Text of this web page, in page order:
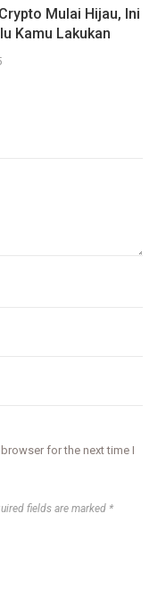
Mulai Hijau, Ini
Kamu Lakukan
for the next time I
fields are marked *